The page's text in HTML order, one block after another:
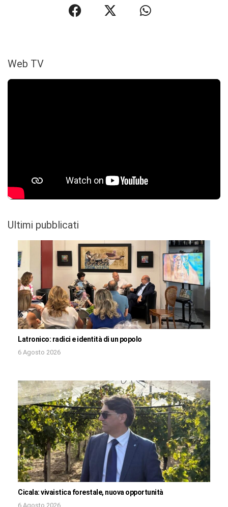
Web TV
Ultimi pubblicati
Latronico: radici e identità di un popolo
6 Agosto 2026
Cicala: vivaistica forestale, nuova opportunità
6 Agosto 2026